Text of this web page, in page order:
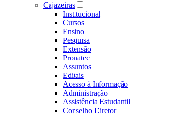
Cajazeiras
Institucional
Cursos
Ensino
Pesquisa
Extensão
Pronatec
Assuntos
Editais
Acesso à Informação
Administração
Assistência Estudantil
Conselho Diretor